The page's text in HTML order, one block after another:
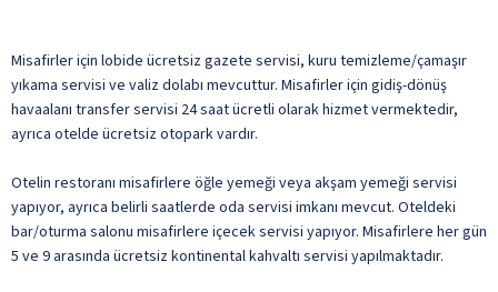
Misafirler için lobide ücretsiz gazete servisi, kuru temizleme/çamaşır
yıkama servisi ve valiz dolabı mevcuttur. Misafirler için gidiş-dönüş
havaalanı transfer servisi 24 saat ücretli olarak hizmet vermektedir,
ayrıca otelde ücretsiz otopark vardır.
Otelin restoranı misafirlere öğle yemeği veya akşam yemeği servisi
yapıyor, ayrıca belirli saatlerde oda servisi imkanı mevcut. Oteldeki
bar/oturma salonu misafirlere içecek servisi yapıyor. Misafirlere her gün
5 ve 9 arasında ücretsiz kontinental kahvaltı servisi yapılmaktadır.